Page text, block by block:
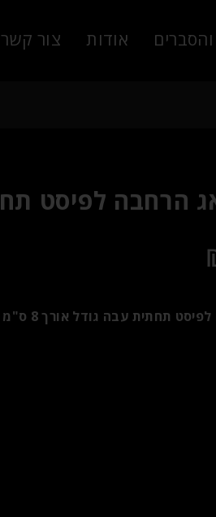
אודות צור קשר
תחתית עבה גודל אורך 8 ס"מ עובי 8 ס"מ